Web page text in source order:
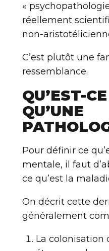
«
réellement
non-
C’est plutôt une
ressemblance.
QU’EST-CE
QU’UNE
Pour définir ce
mentale, il faut
ce qu’est la
On décrit cette
généralement
La colonisation